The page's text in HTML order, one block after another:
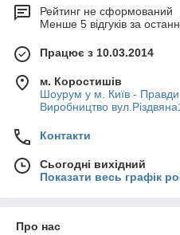
Рейтинг не сформований
Менше 5 відгуків за
Працює з 10.03.2014
м. Коростишів
Шоурум у м. Київ - Правди
Виробництво
Контакти
Сьогодні вихідний
Показати весь графік
Про нас